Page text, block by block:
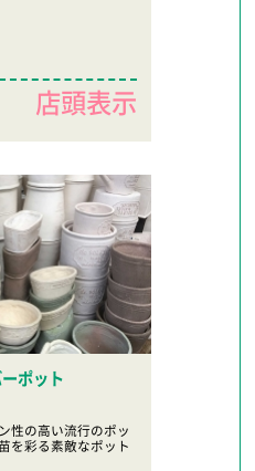
店頭表示
ポット
性の高い流行のポッ
を彩る素敵なポット